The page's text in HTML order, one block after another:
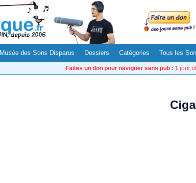
Musée des Sons Disparus Dossiers Catégories Tous les
Faites un don pour naviguer sans pub : 1 jour